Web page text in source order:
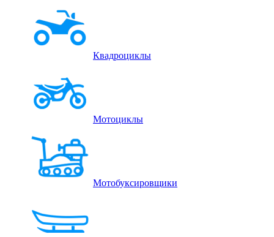
Квадроциклы
Мотоциклы
Мотобуксировщики